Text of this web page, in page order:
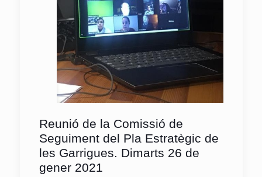
Reunió de la Comissió de
Seguiment del Pla Estratègic de
les Garrigues. Dimarts 26 de
gener 2021